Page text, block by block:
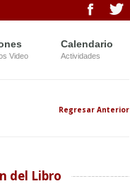
Video
Calendario
Actividades
Regresar Anterior
del Libro